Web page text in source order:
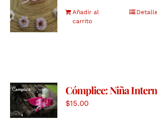
Añadir al
carrito
Cómplice: Niña
$15.00